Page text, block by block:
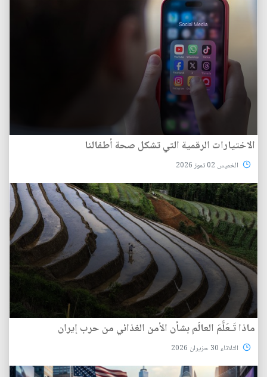
الاختيارات الرقمية التي تشكل صحة أطفالنا
الخميس 02 تموز 2026
ماذا تَـعَلَّمَ العالَم بشأن الأمن الغذائي من حرب إيران
الثلاثاء 30 حزيران 2026